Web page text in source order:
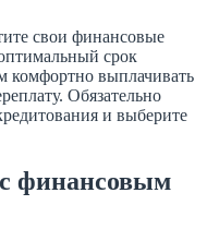
свои финансовые
срок
комфортно выплачивать
Обязательно
и выберите
финансовым